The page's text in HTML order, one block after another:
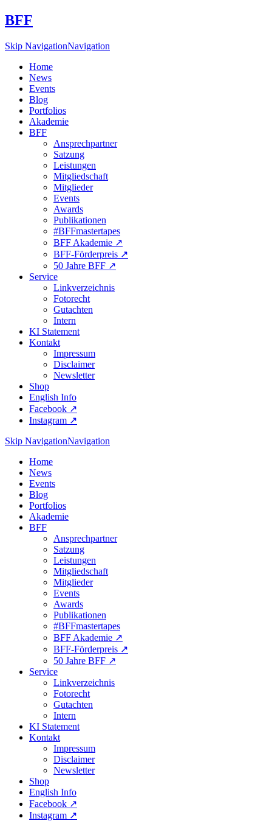
BFF
Skip NavigationNavigation
Home
News
Events
Blog
Portfolios
Akademie
BFF
Ansprechpartner
Satzung
Leistungen
Mitgliedschaft
Mitglieder
Events
Awards
Publikationen
#BFFmastertapes
BFF Akademie ↗︎
BFF-Förderpreis ↗︎
50 Jahre BFF ↗︎
Service
Linkverzeichnis
Fotorecht
Gutachten
Intern
KI Statement
Kontakt
Impressum
Disclaimer
Newsletter
Shop
English Info
Facebook ↗︎
Instagram ↗︎
Skip NavigationNavigation
Home
News
Events
Blog
Portfolios
Akademie
BFF
Ansprechpartner
Satzung
Leistungen
Mitgliedschaft
Mitglieder
Events
Awards
Publikationen
#BFFmastertapes
BFF Akademie ↗︎
BFF-Förderpreis ↗︎
50 Jahre BFF ↗︎
Service
Linkverzeichnis
Fotorecht
Gutachten
Intern
KI Statement
Kontakt
Impressum
Disclaimer
Newsletter
Shop
English Info
Facebook ↗︎
Instagram ↗︎